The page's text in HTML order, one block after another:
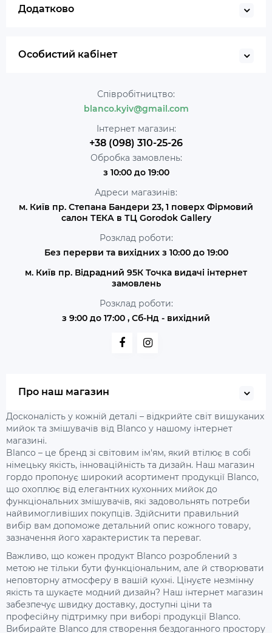
Додатково
Особистий кабінет
Співробітництво:
blanco.kyiv@gmail.com
Інтернет магазин:
+38 (098) 310-25-26
Обробка замовлень:
з 10:00 до 19:00
Адреси магазинів:
м. Київ пр. Степана Бандери 23, 1 поверх Фірмовий
салон ТЕКА в ТЦ Gorodok Gallery
Розклад роботи:
Без перерви та вихідних з 10:00 до 19:00
м. Київ пр. Відрадний 95К Точка видачі інтернет
замовлень
Розклад роботи:
з 9:00 до 17:00 , Сб-Нд - вихідний
Про наш магазин
Досконалість у кожній деталі – відкрийте світ вишуканих
мийок та змішувачів від Blanco у нашому інтернет
магазині.
Blanco – це бренд зі світовим ім'ям, який втілює в собі
німецьку якість, інноваційність та дизайн. Наш магазин
гордо пропонує широкий асортимент продукції Blanco,
що охоплює від елегантних кухонних мийок до
функціональних змішувачів, які задовольнять потреби
найвимогливіших покупців. Здійснити правильний
вибір вам допоможе детальний опис кожного товару,
зазначення його характеристик та переваг.
Важливо, що кожен продукт Blanco розроблений з
метою не тільки бути функціональним, але й створювати
неповторну атмосферу в вашій кухні. Цінуєте незмінну
якість та шукаєте модний дизайн? Наш інтернет магазин
забезпечує швидку доставку, доступні ціни та
професійну підтримку при виборі продукції Blanco.
Вибирайте Blanco для створення бездоганного простору